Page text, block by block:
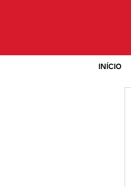
INÍCIO